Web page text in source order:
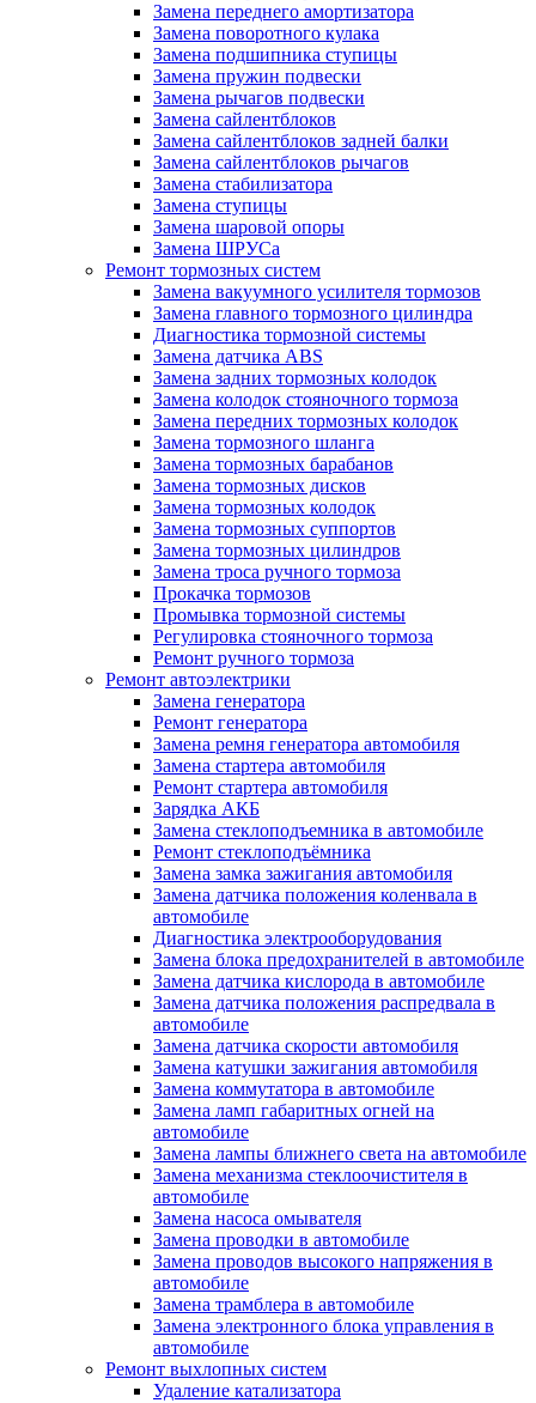
Замена переднего амортизатора
Замена поворотного кулака
Замена подшипника ступицы
Замена пружин подвески
Замена рычагов подвески
Замена сайлентблоков
Замена сайлентблоков задней балки
Замена сайлентблоков рычагов
Замена стабилизатора
Замена ступицы
Замена шаровой опоры
Замена ШРУСа
Ремонт тормозных систем
Замена вакуумного усилителя тормозов
Замена главного тормозного цилиндра
Диагностика тормозной системы
Замена датчика ABS
Замена задних тормозных колодок
Замена колодок стояночного тормоза
Замена передних тормозных колодок
Замена тормозного шланга
Замена тормозных барабанов
Замена тормозных дисков
Замена тормозных колодок
Замена тормозных суппортов
Замена тормозных цилиндров
Замена троса ручного тормоза
Прокачка тормозов
Промывка тормозной системы
Регулировка стояночного тормоза
Ремонт ручного тормоза
Ремонт автоэлектрики
Замена генератора
Ремонт генератора
Замена ремня генератора автомобиля
Замена стартера автомобиля
Ремонт стартера автомобиля
Зарядка АКБ
Замена стеклоподъемника в автомобиле
Ремонт стеклоподъёмника
Замена замка зажигания автомобиля
Замена датчика положения коленвала в
автомобиле
Диагностика электрооборудования
Замена блока предохранителей в автомобиле
Замена датчика кислорода в автомобиле
Замена датчика положения распредвала в
автомобиле
Замена датчика скорости автомобиля
Замена катушки зажигания автомобиля
Замена коммутатора в автомобиле
Замена ламп габаритных огней на
автомобиле
Замена лампы ближнего света на автомобиле
Замена механизма стеклоочистителя в
автомобиле
Замена насоса омывателя
Замена проводки в автомобиле
Замена проводов высокого напряжения в
автомобиле
Замена трамблера в автомобиле
Замена электронного блока управления в
автомобиле
Ремонт выхлопных систем
Удаление катализатора